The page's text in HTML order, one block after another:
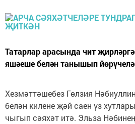
Татарлар арасында чит
яшәеше белән танышып
Хезмәттәшебез Гөлзия
белән килене җәй саен үз
чыгып сәяхәт итә. Эльза